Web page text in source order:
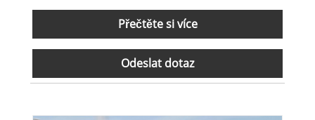
Přečtěte si více
Odeslat dotaz